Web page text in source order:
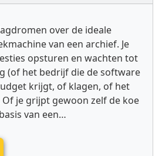
over de ideale
van een archief. Je
opsturen en wachten tot
(of het bedrijf die de software
krijgt, of klagen, of het
je grijpt gewoon zelf de koe
van een…